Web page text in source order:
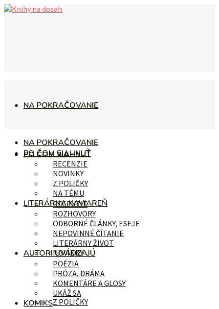
NA POKRAČOVANIE
PO ČOM SIAHNUŤ
RECENZIE
NOVINKY
Z POLIČKY
NA POKRAČOVANIE
PO ČOM SIAHNUŤ
RECENZIE
NOVINKY
Z POLIČKY
NA TÉMU
LITERÁRNA KAVIAREŇ
ROZHOVORY
ODBORNÉ ČLÁNKY, ESEJE
NEPOVINNÉ ČÍTANIE
LITERÁRNY ŽIVOT
AUTORI UVÁDZAJÚ
POÉZIA
PRÓZA, DRÁMA
KOMENTÁRE A GLOSY
UKÁŽ SA
KOMIKS